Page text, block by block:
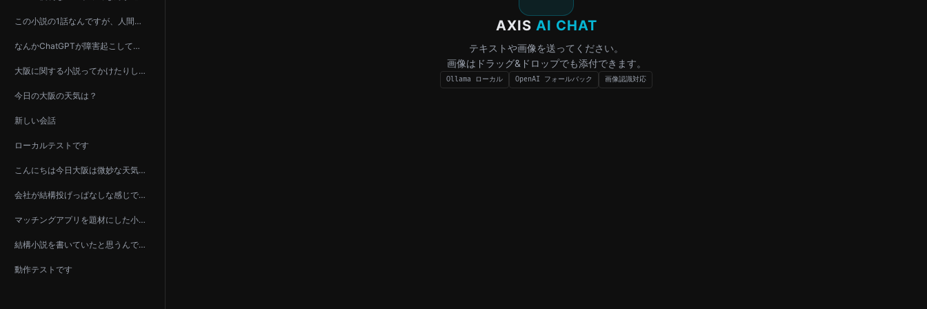
この小説の1話なんですが、人間が書いたかAIが書いたか？の判定ってできます？
なんかChatGPTが障害起こしてそうなんですが、状況分かります？
大阪に関する小説ってかけたりします？
今日の大阪の天気は？
新しい会話
ローカルテストです
こんにちは今日大阪は微妙な天気ですね。
会社が結構投げっぱなしな感じでなんですが、資格を取れみたいなやつをしてきているんですが、いまいちやる…
マッチングアプリを題材にした小説とか書いてみようかな～と思ったんですが、どう思います？
結構小説を書いていたと思うんですがdriveの中身見れます？
動作テストです
AXIS AI CHAT
テキストや画像を送ってください。
画像はドラッグ&ドロップでも添付できます。
Ollama ローカル OpenAI フォールバック 画像認識対応